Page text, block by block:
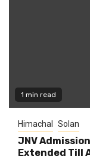
1 min read
Himachal Solan
JNV
Extended Till